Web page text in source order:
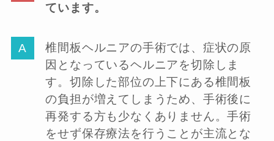
ています。
椎間板ヘルニアの手術では、症状の原
因となっているヘルニアを切除しま
す。切除した部位の上下にある椎間板
の負担が増えてしまうため、手術後に
再発する方も少なくありません。手術
をせず保存療法を行うことが主流とな